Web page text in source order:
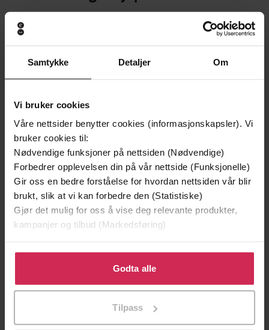
Samtykke Detaljer Om
Vi bruker cookies
Våre nettsider benytter cookies (informasjonskapsler). Vi
bruker cookies til:
Nødvendige funksjoner på nettsiden (Nødvendige)
Forbedrer opplevelsen din på vår nettside (Funksjonelle)
Gir oss en bedre forståelse for hvordan nettsiden vår blir
brukt, slik at vi kan forbedre den (Statistiske)
Gjør det mulig for oss å vise deg relevante produkter,
kampanjer og tilbud (Markedsføring)
Klikk på «Godta alle» for å gi oss ditt samtykke til å
bruke cookies for alle disse formålene. Du kan også
tilpasse ditt samtykke til spesifikke formål ved å klikke
Godta alle
Tilpass
119,-
Spøkelsesgården
EBOK
119,-
EBOK
Forfattere